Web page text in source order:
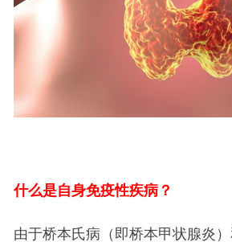
什么是自身免疫性疾病？
由于桥本氏病（即桥本甲状腺炎